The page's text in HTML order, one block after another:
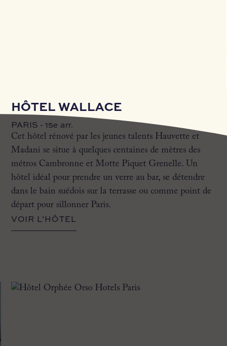
HÔTEL WALLACE
PARIS - 15e arr.
Cet hôtel rénové par les jeunes talents Hauvette et
Madani se situe à quelques centaines de mètres des
métros Cambronne et Motte Piquet Grenelle. Un
hôtel idéal pour prendre un verre au bar, se détendre
dans le bain suédois sur la terrasse ou comme point de
départ pour sillonner Paris.
VOIR L’HÔTEL